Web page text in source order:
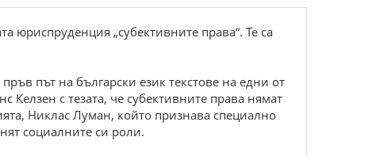
юриспруденция „субективните права“. Те са
път на български език текстове на едни от
с тезата, че субективните права нямат
Никлас Луман, който признава специално
социалните си роли.